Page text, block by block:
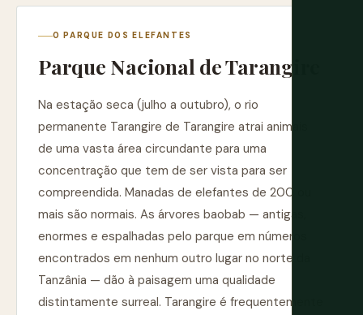
O PARQUE DOS ELEFANTES
Parque Nacional de Tarangire
Na estação seca (julho a outubro), o rio
permanente Tarangire de Tarangire atrai animais
de uma vasta área circundante para uma
concentração que tem de ser vista para ser
compreendida. Manadas de elefantes de 200 ou
mais são normais. As árvores baobab — antigas,
enormes e espalhadas pelo parque em números
encontrados em nenhum outro lugar no norte da
Tanzânia — dão à paisagem uma qualidade
distintamente surreal. Tarangire é frequentemente